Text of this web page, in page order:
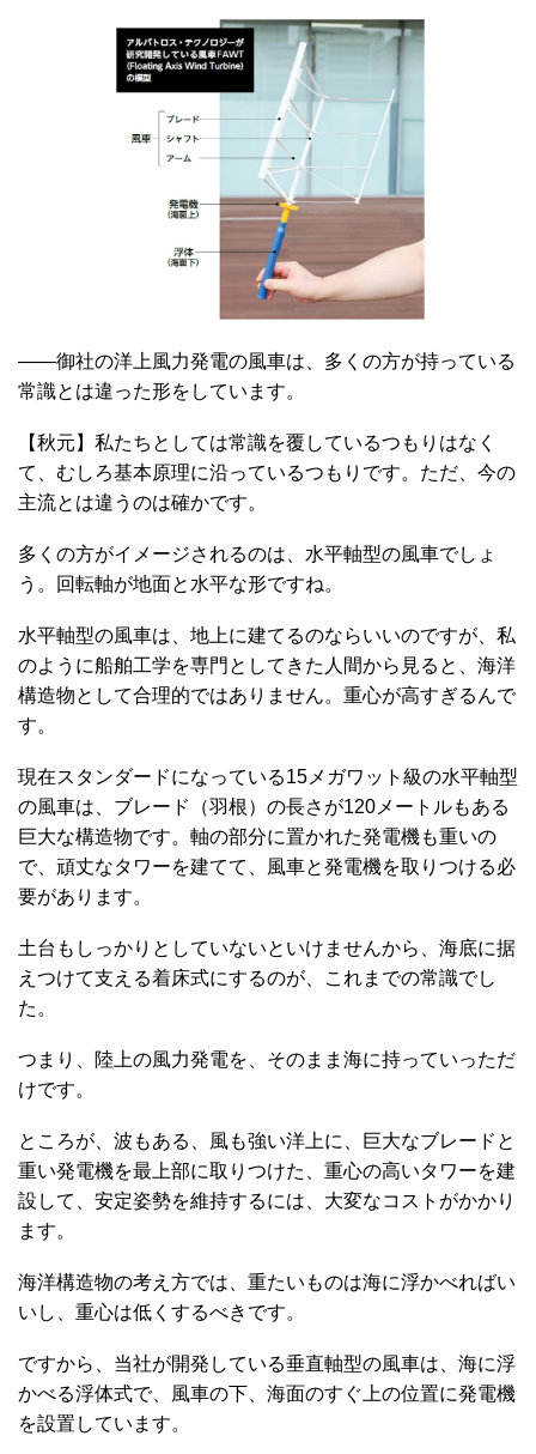
――御社の洋上風力発電の風車は、多くの方が持っている
常識とは違った形をしています。
【秋元】私たちとしては常識を覆しているつもりはなく
て、むしろ基本原理に沿っているつもりです。ただ、今の
主流とは違うのは確かです。
多くの方がイメージされるのは、水平軸型の風車でしょ
う。回転軸が地面と水平な形ですね。
水平軸型の風車は、地上に建てるのならいいのですが、私
のように船舶工学を専門としてきた人間から見ると、海洋
構造物として合理的ではありません。重心が高すぎるんで
す。
現在スタンダードになっている15メガワット級の水平軸型
の風車は、ブレード（羽根）の長さが120メートルもある
巨大な構造物です。軸の部分に置かれた発電機も重いの
で、頑丈なタワーを建てて、風車と発電機を取りつける必
要があります。
土台もしっかりとしていないといけませんから、海底に据
えつけて支える着床式にするのが、これまでの常識でし
た。
つまり、陸上の風力発電を、そのまま海に持っていっただ
けです。
ところが、波もある、風も強い洋上に、巨大なブレードと
重い発電機を最上部に取りつけた、重心の高いタワーを建
設して、安定姿勢を維持するには、大変なコストがかかり
ます。
海洋構造物の考え方では、重たいものは海に浮かべればい
いし、重心は低くするべきです。
ですから、当社が開発している垂直軸型の風車は、海に浮
かべる浮体式で、風車の下、海面のすぐ上の位置に発電機
を設置しています。